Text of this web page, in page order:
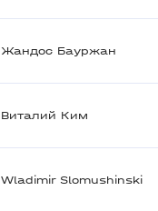
Жандос Бауржан
Виталий Ким
Wladimir Slomushinski